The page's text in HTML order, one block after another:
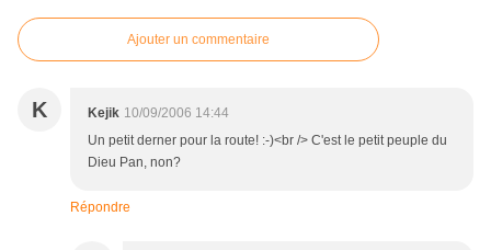
Ajouter un commentaire
K Kejik 10/09/2006 14:44
Un petit derner pour la route! :-)<br /> C'est le petit peuple du
Dieu Pan, non?
Répondre